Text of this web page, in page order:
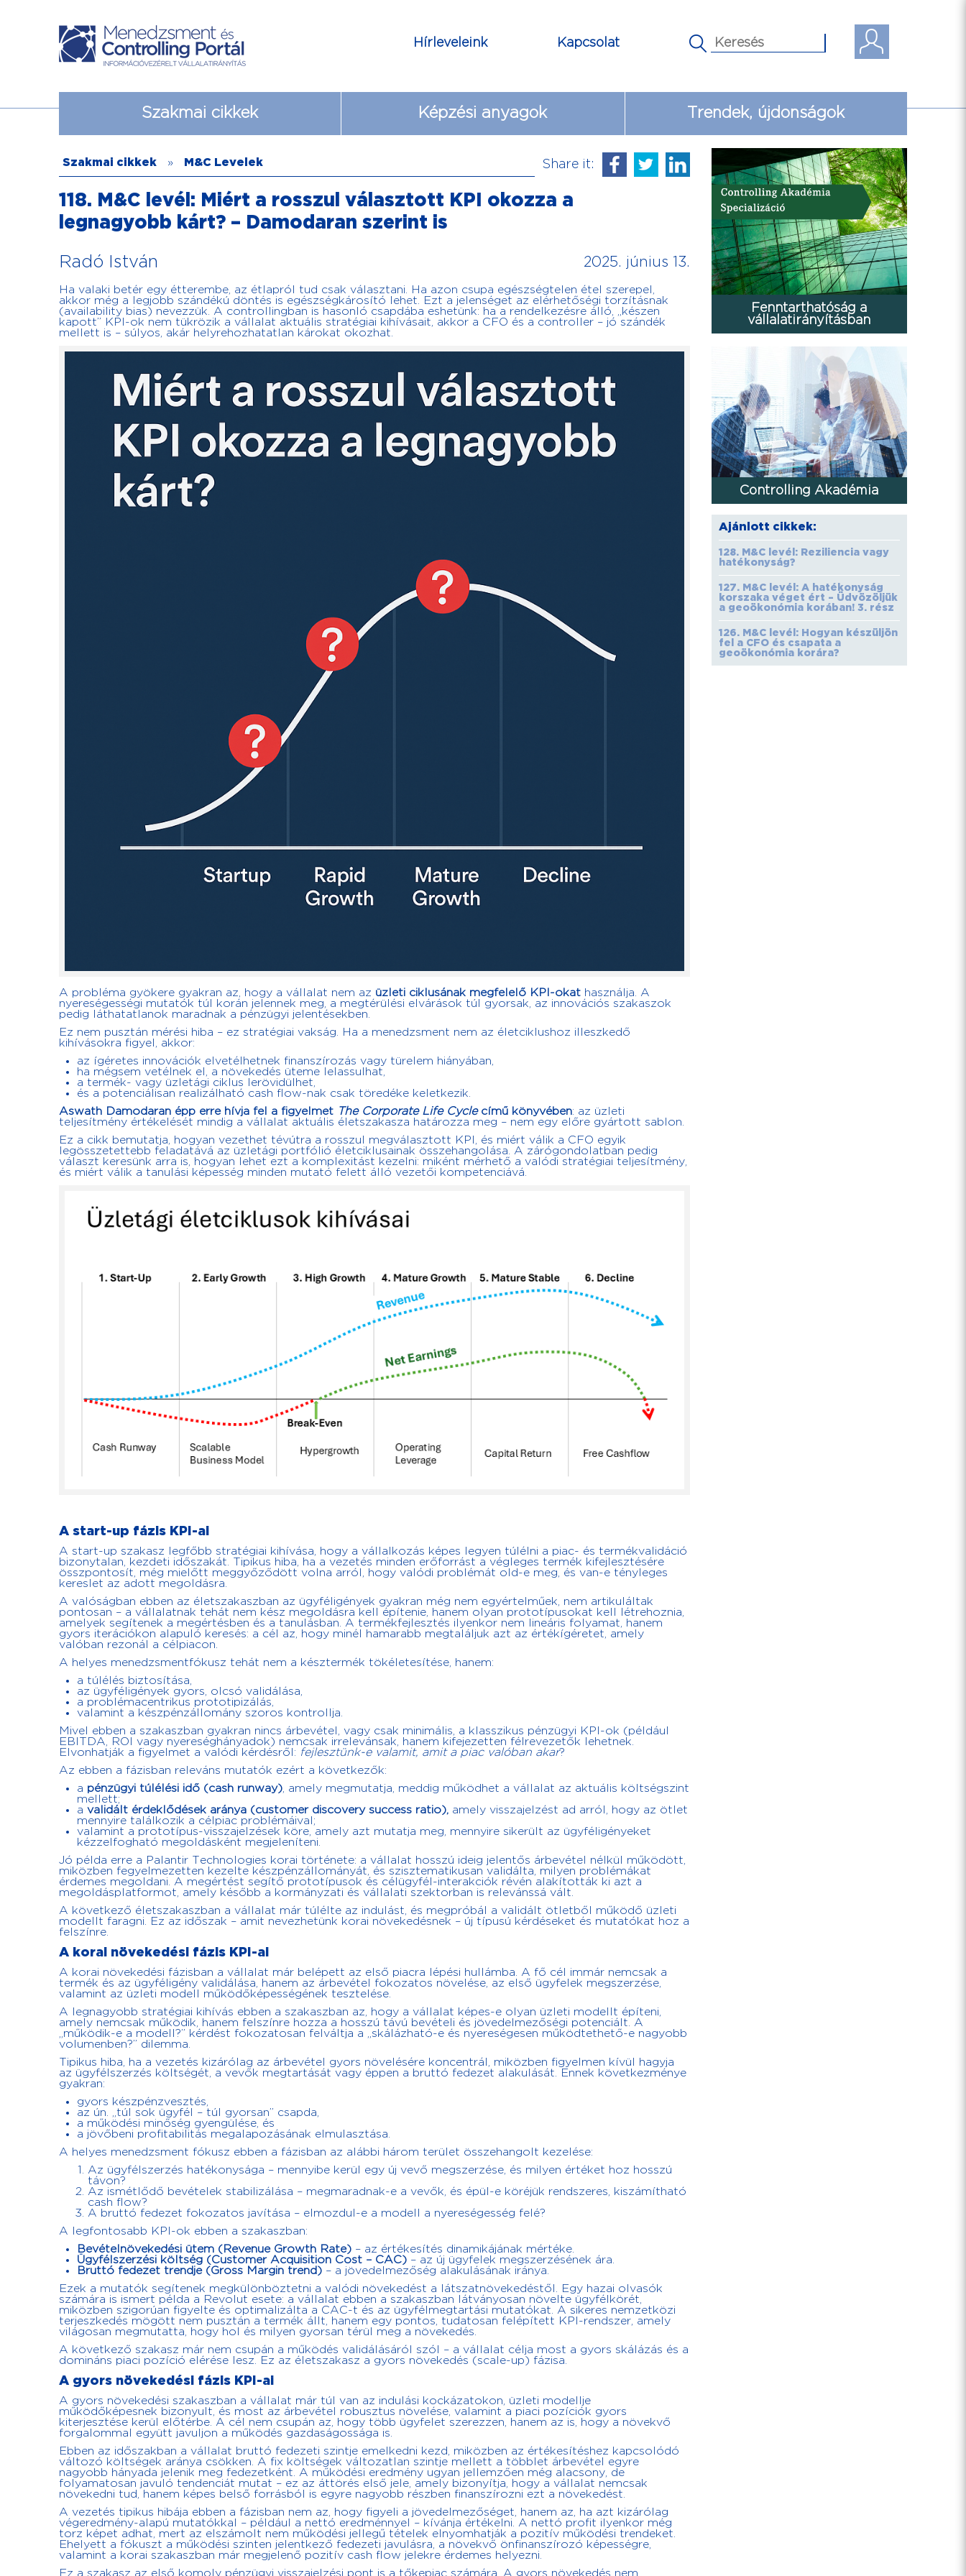
Kapcsolat
Hírleveleink
Szakmai cikkek Képzési anyagok Trendek, újdonságok
Szakmai cikkek » M&C Levelek Share it:
118. M&C levél: Miért a rosszul választott KPI okozza a
legnagyobb kárt? – Damodaran szerint is
Radó István 2025. június 13.
Ha valaki betér egy étterembe, az étlapról tud csak választani. Ha azon csupa egészségtelen étel szerepel,
akkor még a legjobb szándékú döntés is egészségkárosító lehet. Ezt a jelenséget az elérhetőségi torzításnak
(availability bias) nevezzük. A controllingban is hasonló csapdába eshetünk: ha a rendelkezésre álló, „készen
kapott” KPI-ok nem tükrözik a vállalat aktuális stratégiai kihívásait, akkor a CFO és a controller – jó szándék
mellett is – súlyos, akár helyrehozhatatlan károkat okozhat.
A probléma gyökere gyakran az, hogy a vállalat nem az üzleti ciklusának megfelelő KPI-okat használja. A
nyereségességi mutatók túl korán jelennek meg, a megtérülési elvárások túl gyorsak, az innovációs szakaszok
pedig láthatatlanok maradnak a pénzügyi jelentésekben.
Ez nem pusztán mérési hiba – ez stratégiai vakság. Ha a menedzsment nem az életciklushoz illeszkedő
kihívásokra figyel, akkor:
az ígéretes innovációk elvetélhetnek finanszírozás vagy türelem hiányában,
ha mégsem vetélnek el, a növekedés üteme lelassulhat,
a termék- vagy üzletági ciklus lerövidülhet,
és a potenciálisan realizálható cash flow-nak csak töredéke keletkezik.
Aswath Damodaran épp erre hívja fel a figyelmet The Corporate Life Cyclecímű könyvében: az üzleti
teljesítmény értékelését mindig a vállalat aktuális életszakasza határozza meg – nem egy előre gyártott sablon.
Ez a cikk bemutatja, hogyan vezethet tévútra a rosszul megválasztott KPI, és miért válik a CFO egyik
legösszetettebb feladatává az üzletági portfólió életciklusainak összehangolása. A zárógondolatban pedig
választ keresünk arra is, hogyan lehet ezt a komplexitást kezelni: miként mérhető a valódi stratégiai teljesítmény,
és miért válik a tanulási képesség minden mutató felett álló vezetői kompetenciává.
A start-up fázis KPI-ai
A start-up szakasz legfőbb stratégiai kihívása, hogy a vállalkozás képes legyen túlélni a piac- és termékvalidáció
bizonytalan, kezdeti időszakát. Tipikus hiba, ha a vezetés minden erőforrást a végleges termék kifejlesztésére
összpontosít, még mielőtt meggyőződött volna arról, hogy valódi problémát old-e meg, és van-e tényleges
kereslet az adott megoldásra.
A valóságban ebben az életszakaszban az ügyféligények gyakran még nem egyértelműek, nem artikuláltak
pontosan – a vállalatnak tehát nem kész megoldásra kell építenie, hanem olyan prototípusokat kell létrehoznia,
amelyek segítenek a megértésben és a tanulásban. A termékfejlesztés ilyenkor nem lineáris folyamat, hanem
gyors iterációkon alapuló keresés: a cél az, hogy minél hamarabb megtaláljuk azt az értékígéretet, amely
valóban rezonál a célpiacon.
A helyes menedzsmentfókusz tehát nem a késztermék tökéletesítése, hanem:
a túlélés biztosítása,
az ügyféligények gyors, olcsó validálása,
a problémacentrikus prototipizálás,
valamint a készpénzállomány szoros kontrollja.
Mivel ebben a szakaszban gyakran nincs árbevétel, vagy csak minimális, a klasszikus pénzügyi KPI-ok (például
EBITDA, ROI vagy nyereséghányadok) nemcsak irrelevánsak, hanem kifejezetten félrevezetők lehetnek.
Elvonhatják a figyelmet a valódi kérdésről: fejlesztünk-e valamit, amit a piac valóban akar?
Az ebben a fázisban releváns mutatók ezért a következők:
a pénzügyi túlélési idő (cash runway) , amely megmutatja, meddig működhet a vállalat az aktuális költségszint
mellett;
a validált érdeklődések aránya (customer discovery success ratio), amely visszajelzést ad arról, hogy az ötlet
mennyire találkozik a célpiac problémáival;
valamint a prototípus-visszajelzések köre, amely azt mutatja meg, mennyire sikerült az ügyféligényeket
kézzelfogható megoldásként megjeleníteni.
Jó példa erre a Palantir Technologies korai története: a vállalat hosszú ideig jelentős árbevétel nélkül működött,
miközben fegyelmezetten kezelte készpénzállományát, és szisztematikusan validálta, milyen problémákat
érdemes megoldani. A megértést segítő prototípusok és célügyfél-interakciók révén alakították ki azt a
megoldásplatformot, amely később a kormányzati és vállalati szektorban is relevánssá vált.
A következő életszakaszban a vállalat már túlélte az indulást, és megpróbál a validált ötletből működő üzleti
modellt faragni. Ez az időszak – amit nevezhetünk korai növekedésnek – új típusú kérdéseket és mutatókat hoz a
felszínre.
A korai növekedési fázis KPI-ai
A korai növekedési fázisban a vállalat már belépett az első piacra lépési hullámba. A fő cél immár nemcsak a
termék és az ügyféligény validálása, hanem az árbevétel fokozatos növelése, az első ügyfelek megszerzése,
valamint az üzleti modell működőképességének tesztelése.
A legnagyobb stratégiai kihívás ebben a szakaszban az, hogy a vállalat képes-e olyan üzleti modellt építeni,
amely nemcsak működik, hanem felszínre hozza a hosszú távú bevételi és jövedelmezőségi potenciált. A
„működik-e a modell?” kérdést fokozatosan felváltja a „skálázható-e és nyereségesen működtethető-e nagyobb
volumenben?” dilemma.
Tipikus hiba, ha a vezetés kizárólag az árbevétel gyors növelésére koncentrál, miközben figyelmen kívül hagyja
az ügyfélszerzés költségét, a vevők megtartását vagy éppen a bruttó fedezet alakulását. Ennek következménye
gyakran:
gyors készpénzvesztés,
az ún. „túl sok ügyfél – túl gyorsan” csapda,
a működési minőség gyengülése, és
a jövőbeni profitabilitás megalapozásának elmulasztása.
A helyes menedzsment fókusz ebben a fázisban az alábbi három terület összehangolt kezelése:
Az ügyfélszerzés hatékonysága – mennyibe kerül egy új vevő megszerzése, és milyen értéket hoz hosszú
távon?
Az ismétlődő bevételek stabilizálása – megmaradnak-e a vevők, és épül-e köréjük rendszeres, kiszámítható
cash flow?
A bruttó fedezet fokozatos javítása – elmozdul-e a modell a nyereségesség felé?
A legfontosabb KPI-ok ebben a szakaszban:
Bevételnövekedési ütem (Revenue Growth Rate) – az értékesítés dinamikájának mértéke.
Ügyfélszerzési költség (Customer Acquisition Cost – CAC) – az új ügyfelek megszerzésének ára.
Bruttó fedezet trendje (Gross Margin trend) – a jövedelmezőség alakulásának iránya.
Ezek a mutatók segítenek megkülönböztetni a valódi növekedést a látszatnövekedéstől. Egy hazai olvasók
számára is ismert példa a Revolut esete: a vállalat ebben a szakaszban látványosan növelte ügyfélkörét,
miközben szigorúan figyelte és optimalizálta a CAC-t és az ügyfélmegtartási mutatókat. A sikeres nemzetközi
terjeszkedés mögött nem pusztán a termék állt, hanem egy pontos, tudatosan felépített KPI-rendszer, amely
világosan megmutatta, hogy hol és milyen gyorsan térül meg a növekedés.
A következő szakasz már nem csupán a működés validálásáról szól – a vállalat célja most a gyors skálázás és a
domináns piaci pozíció elérése lesz. Ez az életszakasz a gyors növekedés (scale-up) fázisa.
A gyors növekedési fázis KPI-ai
A gyors növekedési szakaszban a vállalat már túl van az indulási kockázatokon, üzleti modellje
működőképesnek bizonyult, és most az árbevétel robusztus növelése, valamint a piaci pozíciók gyors
kiterjesztése kerül előtérbe. A cél nem csupán az, hogy több ügyfelet szerezzen, hanem az is, hogy a növekvő
forgalommal együtt javuljon a működés gazdaságossága is.
Ebben az időszakban a vállalat bruttó fedezeti szintje emelkedni kezd, miközben az értékesítéshez kapcsolódó
változó költségek aránya csökken. A fix költségek változatlan szintje mellett a többlet árbevétel egyre
nagyobb hányada jelenik meg fedezetként. A működési eredmény ugyan jellemzően még alacsony, de
folyamatosan javuló tendenciát mutat – ez az áttörés első jele, amely bizonyítja, hogy a vállalat nemcsak
növekedni tud, hanem képes belső forrásból is egyre nagyobb részben finanszírozni ezt a növekedést.
A vezetés tipikus hibája ebben a fázisban nem az, hogy figyeli a jövedelmezőséget, hanem az, ha azt kizárólag
végeredmény-alapú mutatókkal – például a nettó eredménnyel – kívánja értékelni. A nettó profit ilyenkor még
torz képet adhat, mert az elszámolt nem működési jellegű tételek elnyomhatják a pozitív működési trendeket.
Ehelyett a fókuszt a működési szinten jelentkező fedezeti javulásra, a növekvő önfinanszírozó képességre,
valamint a korai szakaszban már megjelenő pozitív cash flow jelekre érdemes helyezni.
Ez a szakasz az első komoly pénzügyi visszajelzési pont is a tőkepiac számára. A gyors növekedés nem
Fenntarthatóság a
vállalatirányításban
Controlling Akadémia
Ajánlott cikkek:
128. M&C levél: Reziliencia vagy
hatékonyság?
127. M&C levél: A hatékonyság
korszaka véget ért – Üdvözöljük
a geoökonómia korában! 3. rész
126. M&C levél: Hogyan készüljön
fel a CFO és csapata a
geoökonómia korára?